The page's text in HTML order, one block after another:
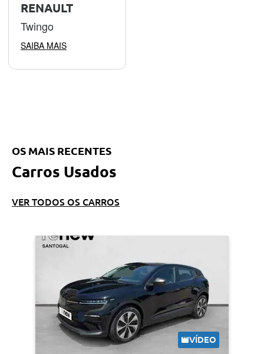
RENAULT
Twingo
SAIBA MAIS
OS MAIS RECENTES
Carros Usados
VER TODOS OS CARROS
VÍDEO